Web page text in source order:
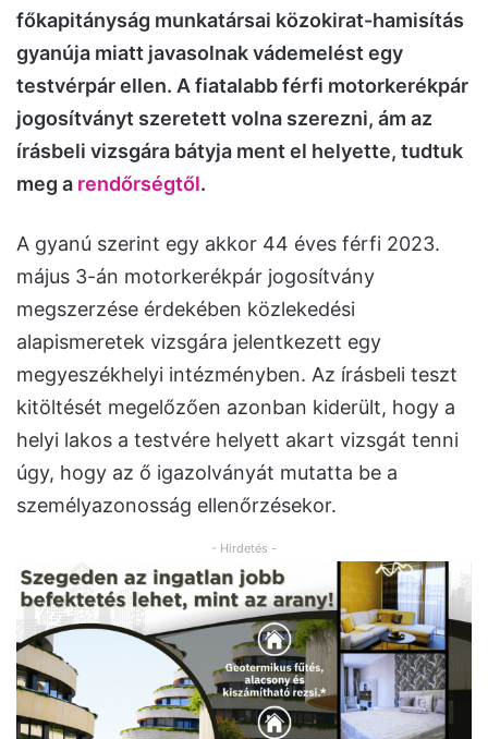
főkapitányság munkatársai közokirat-hamisítás
gyanúja miatt javasolnak vádemelést egy
testvérpár ellen. A fiatalabb férfi motorkerékpár
jogosítványt szeretett volna szerezni, ám az
írásbeli vizsgára bátyja ment el helyette, tudtuk
meg a rendőrségtől.
A gyanú szerint egy akkor 44 éves férfi 2023.
május 3-án motorkerékpár jogosítvány
megszerzése érdekében közlekedési
alapismeretek vizsgára jelentkezett egy
megyeszékhelyi intézményben. Az írásbeli teszt
kitöltését megelőzően azonban kiderült, hogy a
helyi lakos a testvére helyett akart vizsgát tenni
úgy, hogy az ő igazolványát mutatta be a
személyazonosság ellenőrzésekor.
- Hirdetés -